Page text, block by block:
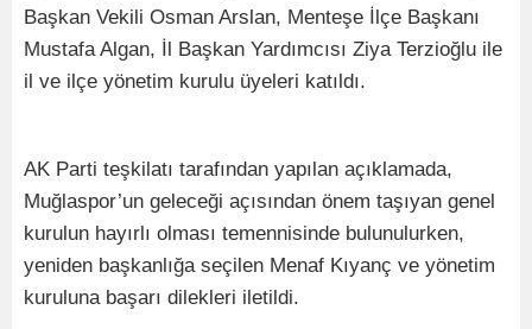
Başkan Vekili Osman Arslan, Menteşe İlçe Başkanı
Mustafa Algan, İl Başkan Yardımcısı Ziya Terzioğlu ile
il ve ilçe yönetim kurulu üyeleri katıldı.
AK Parti teşkilatı tarafından yapılan açıklamada,
Muğlaspor’un geleceği açısından önem taşıyan genel
kurulun hayırlı olması temennisinde bulunulurken,
yeniden başkanlığa seçilen Menaf Kıyanç ve yönetim
kuruluna başarı dilekleri iletildi.